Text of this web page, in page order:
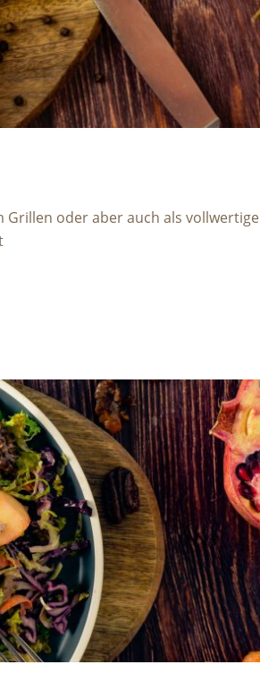
Grillen oder aber auch als vollwertige